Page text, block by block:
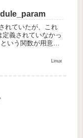
れていたが、これ
義されていなかっ
いう関数が用意さ
Linux